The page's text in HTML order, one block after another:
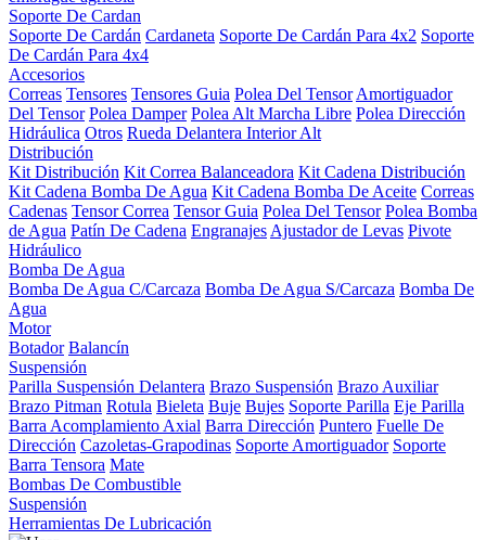
Soporte De Cardan
Soporte De Cardán Cardaneta Soporte De Cardán Para 4x2 Soporte
De Cardán Para 4x4
Accesorios
Correas Tensores Tensores Guia Polea Del Tensor Amortiguador
Del Tensor Polea Damper Polea Alt Marcha Libre Polea Dirección
Hidráulica Otros Rueda Delantera Interior Alt
Distribución
Kit Distribución Kit Correa Balanceadora Kit Cadena Distribución
Kit Cadena Bomba De Agua Kit Cadena Bomba De Aceite Correas
Cadenas Tensor Correa Tensor Guia Polea Del Tensor Polea Bomba
de Agua Patín De Cadena Engranajes Ajustador de Levas Pivote
Hidráulico
Bomba De Agua
Bomba De Agua C/Carcaza Bomba De Agua S/Carcaza Bomba De
Agua
Motor
Botador Balancín
Suspensión
Parilla Suspensión Delantera Brazo Suspensión Brazo Auxiliar
Brazo Pitman Rotula Bieleta Buje Bujes Soporte Parilla Eje Parilla
Barra Acomplamiento Axial Barra Dirección Puntero Fuelle De
Dirección Cazoletas-Grapodinas Soporte Amortiguador Soporte
Barra Tensora Mate
Bombas De Combustible
Suspensión
Herramientas De Lubricación